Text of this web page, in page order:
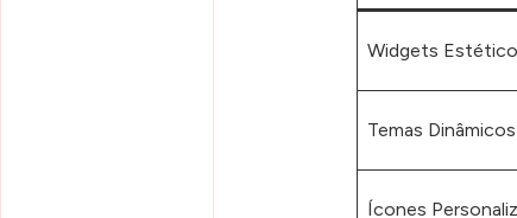
Widgets
Temas Dinâmicos
Ícones